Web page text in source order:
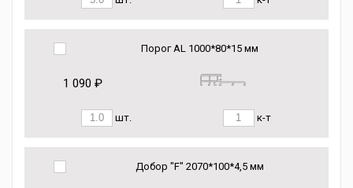
Порог AL 1000*80*15 мм
1 090 ₽
шт. к-т
Добор "F" 2070*100*4,5 мм